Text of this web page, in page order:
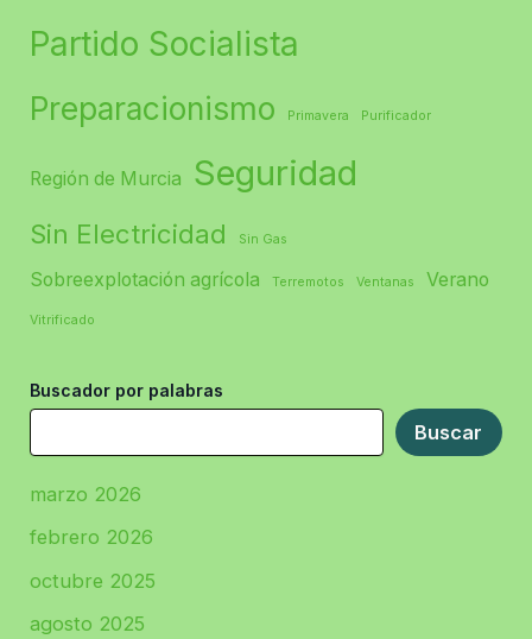
Partido Socialista
Preparacionismo Primavera Purificador
Región de Murcia Seguridad
Sin Electricidad Sin Gas
Sobreexplotación agrícola Terremotos Ventanas Verano
Vitrificado
Buscador por palabras
Buscar
marzo 2026
febrero 2026
octubre 2025
agosto 2025